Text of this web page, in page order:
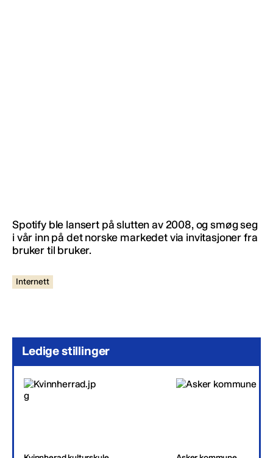
Spotify ble lansert på slutten av 2008, og smøg seg
i vår inn på det norske markedet via invitasjoner fra
bruker til bruker.
Internett
Ledige stillinger